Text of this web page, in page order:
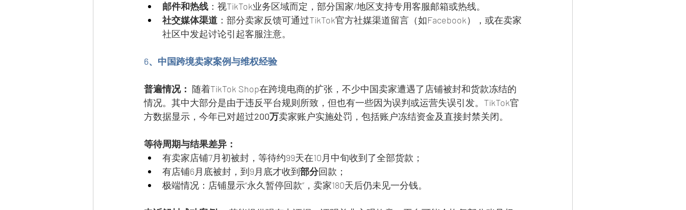
邮件和热线 ：视TikTok业务区域而定，部分国家/地区支持专用客服邮箱或热线。
社交媒体渠道 ：部分卖家反馈可通过TikTok官方社媒渠道留言（如Facebook），或在卖家
社区中发起讨论引起客服注意。
6、中国跨境卖家案例与维权经验
普遍情况： 随着TikTok Shop在跨境电商的扩张，不少中国卖家遭遇了店铺被封和货款冻结的
情况。其中大部分是由于违反平台规则所致，但也有一些因为误判或运营失误引发。TikTok官
方数据显示，今年已对超过200万卖家账户实施处罚，包括账户冻结资金及直接封禁关闭。
等待周期与结果差异：
有卖家店铺7月初被封，等待约99天在10月中旬收到了全部货款；
有店铺6月底被封，到9月底才收到部分回款；
极端情况：店铺显示“永久暂停回款”，卖家180天后仍未见一分钱。